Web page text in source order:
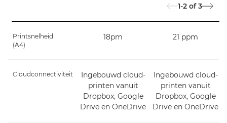
1-2 of 3
Printsnelheid
(A4)
18pm 21 ppm
Cloudconnectiviteit
Ingebouwd cloud-
printen vanuit
Dropbox, Google
Drive en OneDrive
Ingebouwd cloud-
printen vanuit
Dropbox, Google
Drive en OneDrive